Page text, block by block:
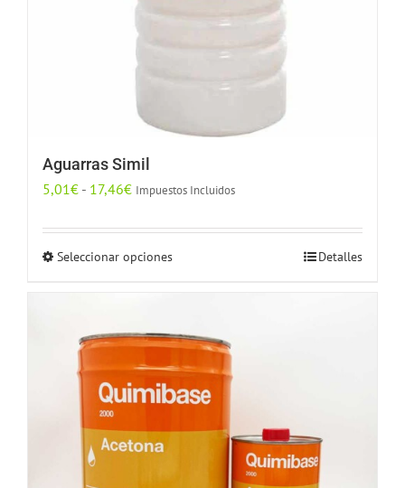
Aguarras Simil
5,01€ - 17,46€Rango
precios:
desde
17,46€
Impuestos Incluidos
Seleccionar opcionesEste
múltiples
variantes.
opciones
se
Detalles